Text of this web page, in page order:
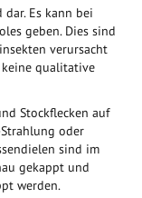
Es kann bei
geben. Dies sind
verursacht
qualitative
Stockflecken auf
oder
sind im
gekappt und
werden.